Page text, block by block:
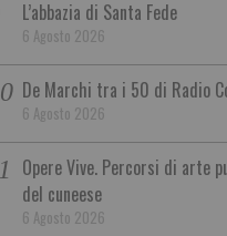
L’abbazia di Santa Fede
6 Agosto 2026
De Marchi tra i 50 di Radio
6 Agosto 2026
Opere Vive. Percorsi di arte
del cuneese
6 Agosto 2026